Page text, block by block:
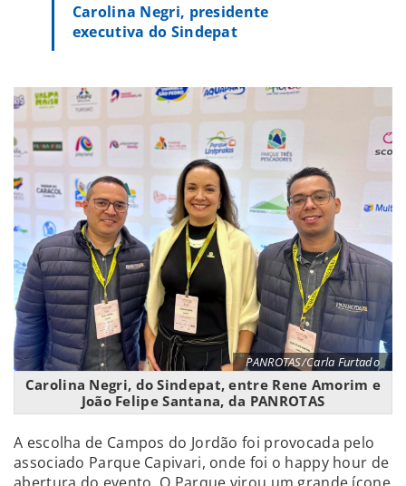
Carolina Negri, presidente
executiva do Sindepat
PANROTAS/Carla Furtado
Carolina Negri, do Sindepat, entre Rene Amorim e
João Felipe Santana, da PANROTAS
A escolha de Campos do Jordão foi provocada pelo
associado Parque Capivari, onde foi o happy hour de